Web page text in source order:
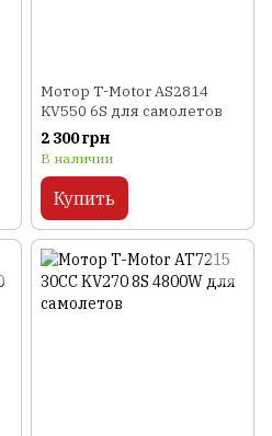
Мотор T-Motor AS2814
KV550 6S для самолетов
2 300 грн
В наличии
Купить